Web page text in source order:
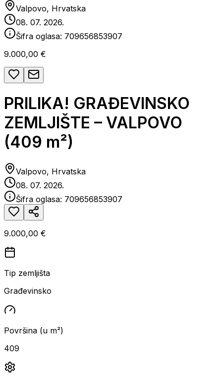
Valpovo, Hrvatska
08. 07. 2026.
Šifra oglasa: 709656853907
9.000,00 €
PRILIKA! GRAĐEVINSKO
ZEMLJIŠTE – VALPOVO
(409 m²)
Valpovo, Hrvatska
08. 07. 2026.
Šifra oglasa: 709656853907
9.000,00 €
Tip zemljišta
Građevinsko
Površina (u m²)
409